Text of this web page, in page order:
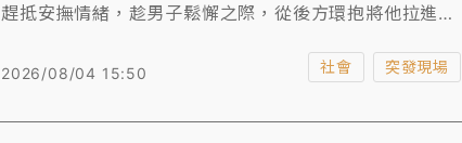
趕抵安撫情緒，趁男子鬆懈之際，從後方環抱將他拉進強
疑因遭職場霸凌就醫治療近6年，無法工作，近期因家
員工權益、身心健康及工作安全，對於員工反映的意見及
2026/08/04 15:50 社會 突發現場